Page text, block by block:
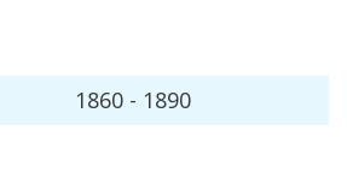
1860 - 1890